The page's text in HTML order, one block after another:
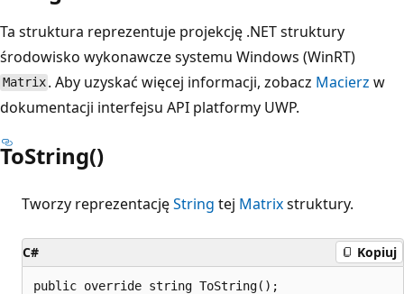
Ta struktura reprezentuje projekcję .NET struktury
środowisko wykonawcze systemu Windows (WinRT)
Matrix . Aby uzyskać więcej informacji, zobacz Macierz w
dokumentacji interfejsu API platformy UWP.
ToString()
Tworzy reprezentacjęString tej Matrixstruktury.
C# Kopiuj
public override string ToString();